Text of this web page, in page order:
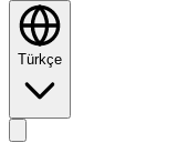
Türkçe